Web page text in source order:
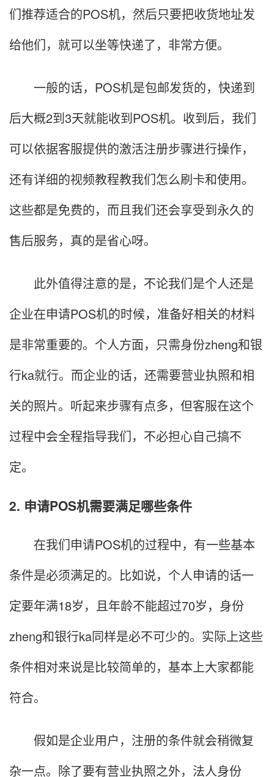
们推荐适合的POS机，然后只要把收货地址发
给他们，就可以坐等快递了，非常方便。
一般的话，POS机是包邮发货的，快递到
后大概2到3天就能收到POS机。收到后，我们
可以依据客服提供的激活注册步骤进行操作，
还有详细的视频教程教我们怎么刷卡和使用。
这些都是免费的，而且我们还会享受到永久的
售后服务，真的是省心呀。
此外值得注意的是，不论我们是个人还是
企业在申请POS机的时候，准备好相关的材料
是非常重要的。个人方面，只需身份zheng和银
行ka就行。而企业的话，还需要营业执照和相
关的照片。听起来步骤有点多，但客服在这个
过程中会全程指导我们，不必担心自己搞不
定。
2. 申请POS机需要满足哪些条件
在我们申请POS机的过程中，有一些基本
条件是必须满足的。比如说，个人申请的话一
定要年满18岁，且年龄不能超过70岁，身份
zheng和银行ka同样是必不可少的。实际上这些
条件相对来说是比较简单的，基本上大家都能
符合。
假如是企业用户，注册的条件就会稍微复
杂一点。除了要有营业执照之外，法人身份